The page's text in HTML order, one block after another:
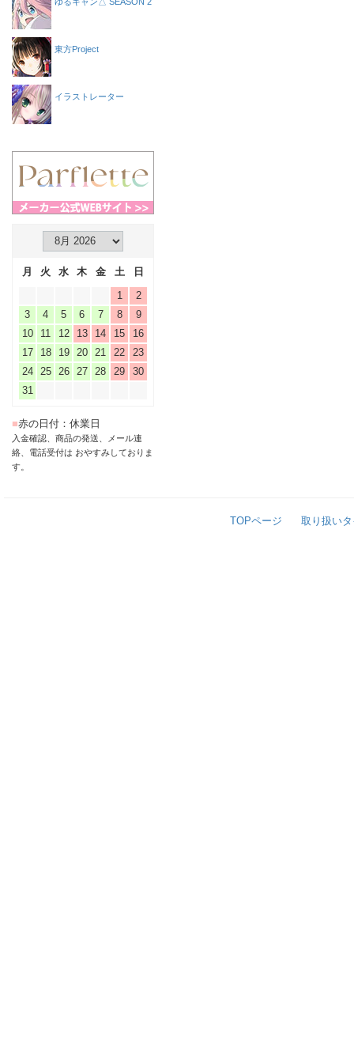
東方Project
イラストレーター
月 火 水 木 金 土
日
1
2
3
4 5 6 7 8
9
10
11 12 13 14 15
16
17
18 19 20 21 22
23
24
25 26 27 28 29
30
31
■赤の日付：休業日
入金確認、商品の発送、メール連
絡、電話受付は おやすみしておりま
す。
TOPページ 取り扱い